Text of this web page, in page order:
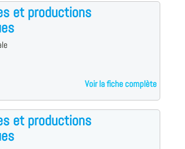
et productions
Voir la fiche complète
et productions